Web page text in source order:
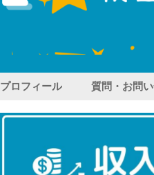
プロフィール 質問・お問